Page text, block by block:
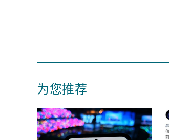
为您推荐